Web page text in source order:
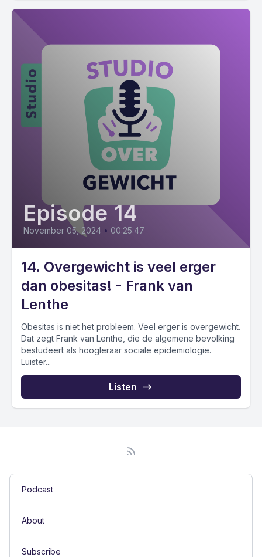
Episode 14
November 05, 2024 • 00:25:47
14. Overgewicht is veel erger
dan obesitas! - Frank van
Lenthe
Obesitas is niet het probleem. Veel erger is overgewicht.
Dat zegt Frank van Lenthe, die de algemene bevolking
bestudeert als hoogleraar sociale epidemiologie.
Luister...
Listen
Podcast
About
Subscribe